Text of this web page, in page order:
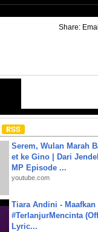
Share: Email
Serem, Wulan Marah
et ke Gino | Dari
MP Episode ...
youtube.com
Tiara Andini - Maafkan
#TerlanjurMencinta
Lyric...